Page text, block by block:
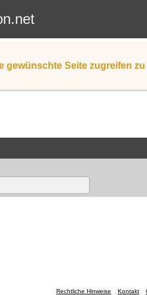
gewünschte Seite zugreifen
Rechtliche Hinweise Kontakt